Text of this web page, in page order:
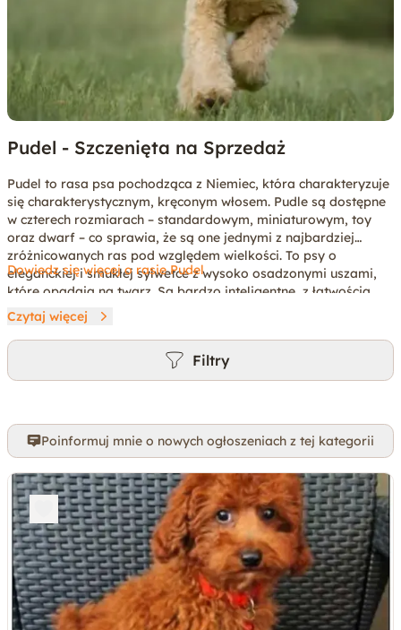
Pudel - Szczenięta na Sprzedaż
Pudel to rasa psa pochodząca z Niemiec, która charakteryzuje
się charakterystycznym, kręconym włosem. Pudle są dostępne
w czterech rozmiarach – standardowym, miniaturowym, toy
oraz dwarf – co sprawia, że ​​są one jednymi z najbardziej
zróżnicowanych ras pod względem wielkości. To psy o
eleganckiej i smukłej sylwetce z wysoko osadzonymi uszami,
które opadają na twarz. Są bardzo inteligentne, z łatwością
przyswajają nowe polecenia i umiejętności. To zwierzęta także
bardzo energiczne. Potrzebują dużo ruchu oraz regularnej
aktywności fizycznej, co czyni je idealnymi dla osób lub rodzin,
które lubią spędzać czas na świeżym powietrzu. Ze względu na
swoją inteligencję, pudle są często wykorzystywane jako psy
psów, gdyż ich gęsty i kręcony włos nadaje się do wielu
różnych fryzur i stylów. Wymagają one regularnej pielęgnacji,
w tym trymowania i kąpieli, aby utrzymać włosy w czystości i
zdrowiu.
Dowiedz się więcej o rasie Pudel
Czytaj więcej
Filtry
Poinformuj mnie o nowych ogłoszeniach z tej kategorii